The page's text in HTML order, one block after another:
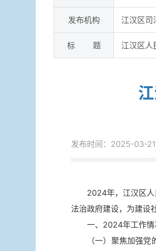
发布机构 江汉区司
标 题 江汉区
发布时间：2025-03-
2024年，江汉区
法治政府建设，为建设
一、2024年工作情
（一）聚焦加强